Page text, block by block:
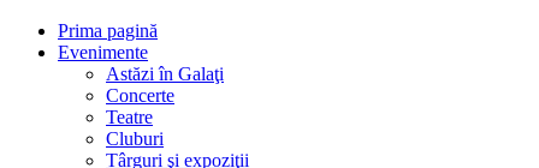
Prima pagină
Evenimente
Astăzi în Galaţi
Concerte
Teatre
Cluburi
Târguri şi expoziţii